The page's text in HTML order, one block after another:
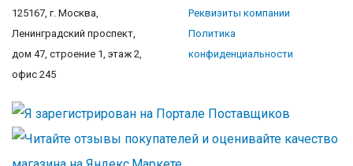
125167, г. Москва,
Ленинградский проспект,
дом 47, строение 1, этаж 2,
офис 245
Реквизиты компании
Политика
конфиденциальности